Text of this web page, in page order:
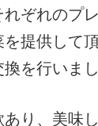
ぞれのプ
提供して
を行いまし
り、美味